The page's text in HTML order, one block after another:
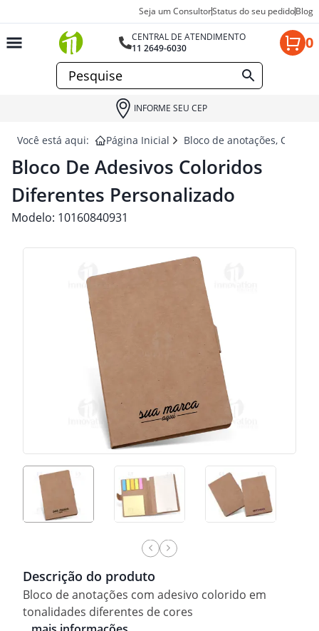
Seja um ConsultorStatus do seu pedidoBlog
CENTRAL DE ATENDIMENTO
11 2649-6030
0
INFORME SEU CEP
Você está aqui: Página Inicial Bloco de anotações,
Bloco De Adesivos Coloridos
Diferentes Personalizado
Modelo: 10160840931
Descrição do produto
Bloco de anotações com adesivo colorido em
tonalidades diferentes de cores